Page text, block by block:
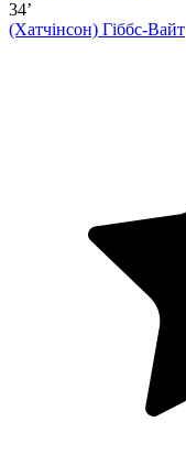
34’
(Хатчінсон) Гіббс-Вайт